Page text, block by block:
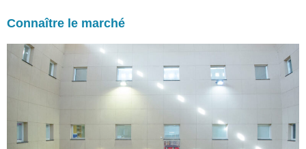
Connaître le marché